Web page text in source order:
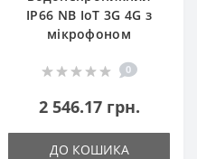
IP66 NB IoT 3G 4G з
мікрофоном
0
2 546.17 грн.
ДО КОШИКА